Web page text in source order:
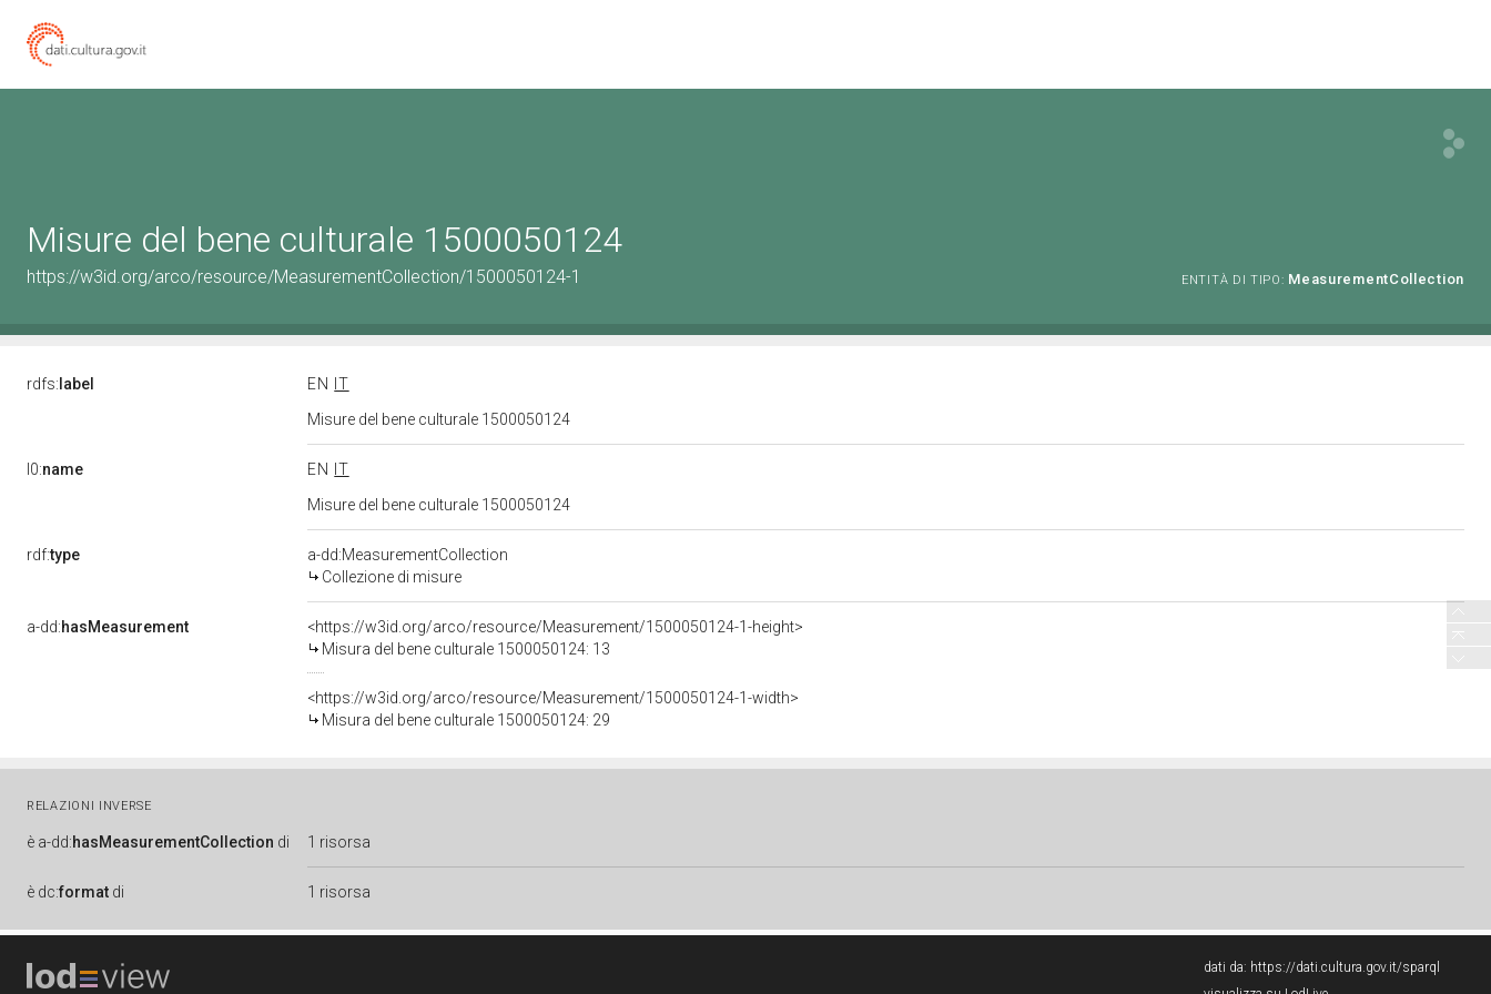
Misure del bene culturale 1500050124
https://w3id.org/arco/resource/MeasurementCollection/1500050124-1 ENTITÀ DI TIPO: MeasurementCollection
rdfs: label EN
IT
Misure del bene culturale 1500050124
l0:name EN
IT
Misure del bene culturale 1500050124
rdf:type
a-dd:MeasurementCollection
Collezione di misure
a-dd:hasMeasurement
<https://w3id.org/arco/resource/Measurement/1500050124-1-height>
Misura del bene culturale 1500050124: 13
<https://w3id.org/arco/resource/Measurement/1500050124-1-width>
Misura del bene culturale 1500050124: 29
RELAZIONI INVERSE
è a-dd:hasMeasurementCollection di 1 risorsa
è dc:format di 1 risorsa
dati da: https://dati.cultura.gov.it/sparql